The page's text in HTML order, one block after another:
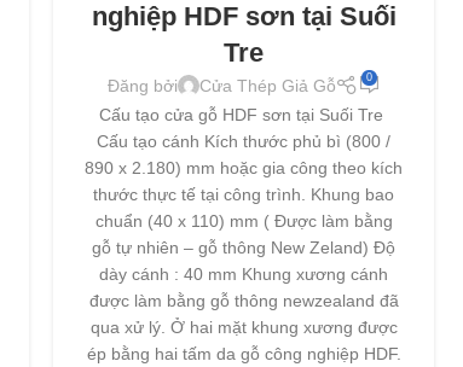
nghiệp HDF sơn tại Suối
Tre
Đăng bởi Cửa Thép Giả Gỗ 0
Cấu tạo cửa gỗ HDF sơn tại Suối Tre
Cấu tạo cánh Kích thước phủ bì (800 /
890 x 2.180) mm hoặc gia công theo kích
thước thực tế tại công trình. Khung bao
chuẩn (40 x 110) mm ( Được làm bằng
gỗ tự nhiên – gỗ thông New Zeland) Độ
dày cánh : 40 mm Khung xương cánh
được làm bằng gỗ thông newzealand đã
qua xử lý. Ở hai mặt khung xương được
ép bằng hai tấm da gỗ công nghiệp HDF.